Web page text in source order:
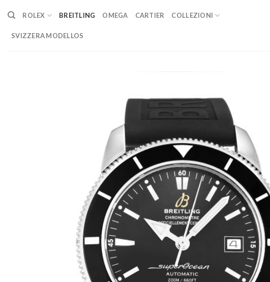
content
ROLEX BREITLING OMEGA CARTIER COLLEZIONI
SVIZZERA MODELLOS